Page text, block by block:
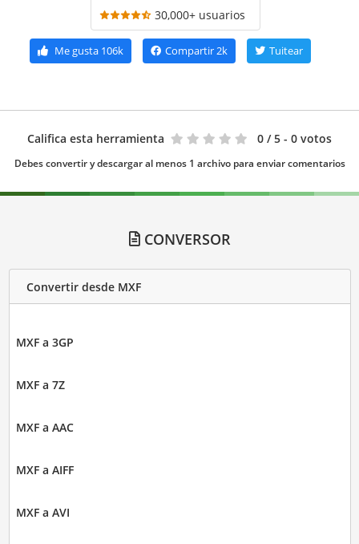
30,000+ usuarios
Me gusta106k Compartir2k Tuitear
Califica esta herramienta 0 / 5 - 0 votos
Debes convertir y descargar al menos 1 archivo para enviar comentarios
CONVERSOR
Convertir desde MXF
MXF a 3GP
MXF a 7Z
MXF a AAC
MXF a AIFF
MXF a AVI